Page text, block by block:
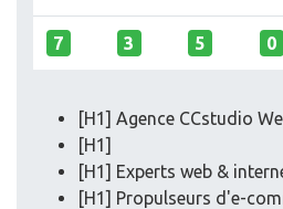
7 3 5 0
[H1] Agence CCstudio
[H1]
[H1] Experts web &
[H1] Propulseurs d'e-